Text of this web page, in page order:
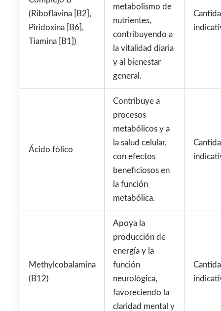
(Riboflavina [B2],
Piridoxina [B6],
Tiamina [B1])
metabolismo de
nutrientes,
contribuyendo a
la vitalidad diaria
y al bienestar
general.
Ácido fólico
Contribuye a
procesos
metabólicos y a
la salud celular,
con efectos
beneficiosos en
la función
metabólica.
Methylcobalamina
(B12)
Apoya la
producción de
energía y la
función
neurológica,
favoreciendo la
claridad mental y